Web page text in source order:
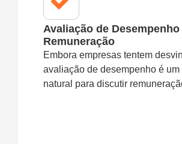
Avaliação de Desempenho
Remuneração
Embora empresas tentem
avaliação de desempenho é um
natural para discutir